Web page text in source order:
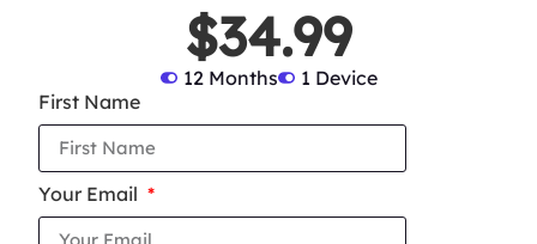
$34.99
12 Months
1 Device
First Name
Your Email